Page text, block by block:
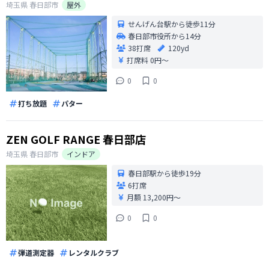
埼玉県 春日部市
屋外
せんげん台駅から徒歩11分
春日部市役所から14分
38打席
120yd
打席料0円〜
0
0
打ち放題 パター
ZEN GOLF RANGE 春日部店
埼玉県 春日部市
インドア
春日部駅から徒歩19分
6打席
月額 13,200円〜
0
0
弾道測定器 レンタルクラブ